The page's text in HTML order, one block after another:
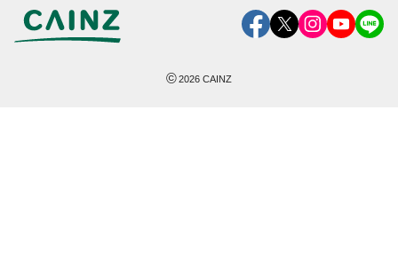
©2026 CAINZ